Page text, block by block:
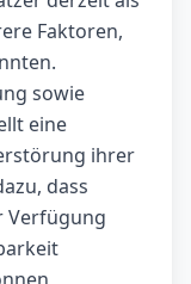
Faktoren,
sowie
eine
ihrer
dass
Verfügung